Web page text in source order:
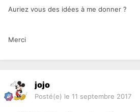
Auriez vous des idées à me donner ?
Merci
jojo
Posté(e) le 11 septembre 2017